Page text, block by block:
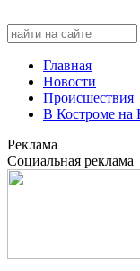
Главная
Новости
Происшествия
В Костроме на
Реклама
Социальная реклама